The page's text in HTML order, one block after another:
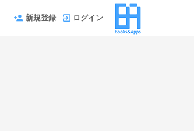
新規登録 ログイン